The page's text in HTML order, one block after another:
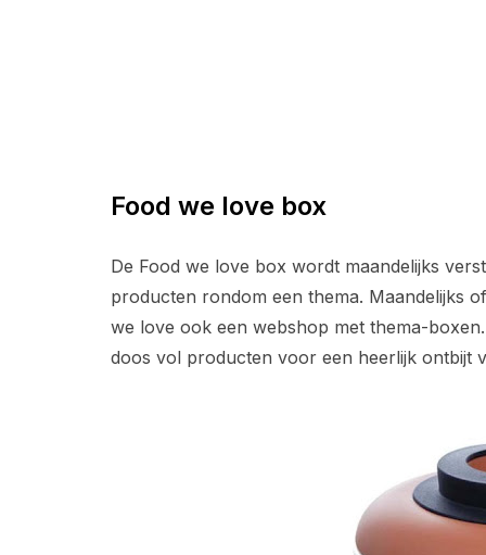
Food we love box
De Food we love box wordt maandelijks
producten rondom een thema. Maandelijks
we love ook een webshop met thema-
doos vol producten voor een heerlijk ontbijt